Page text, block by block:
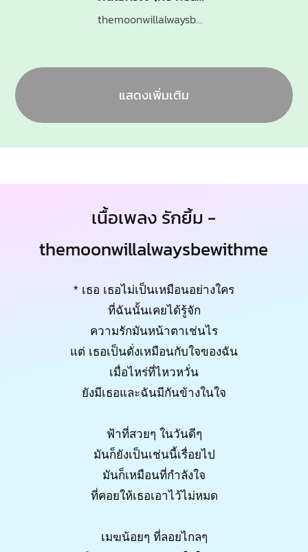
themoonwillalwaysbewithme
แสดงเพิ่มเติม
เนื้อเพลง รักยิ้ม -
themoonwillalwaysbewithme
* เธอ เธอไม่เป็นเหมือนอย่างใคร
ที่ฉันนั้นเคยได้รู้จัก
ความรักมันหน้าตาเช่นไร
แต่ เธอเป็นดั่งเหมือนกับใจของฉัน
เมื่อไหร่ที่ไหวหวั่น
ยังมีเธอและฉันมีกันข้างในใจ
ฟ้าที่สวยๆ ในวันดีๆ
มันก็ยังเป็นเช่นนี้เรื่อยไป
มันก็เหมือนที่กำลังใจ
ที่คอยให้เธอเอาไว้ไม่หมด
เมฆน้อยๆ ที่ลอยไกลๆ